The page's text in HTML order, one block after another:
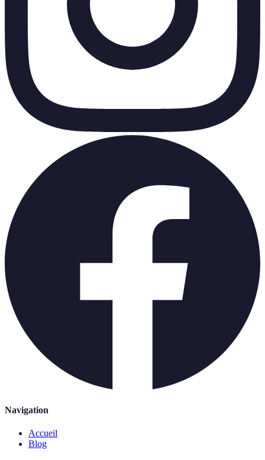
Navigation
Accueil
Blog